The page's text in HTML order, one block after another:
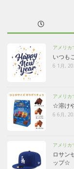
アメリカ
いつも
6 1月,
アメリカ
☆溶け
6 6月,
アメリカ
ロサン
ップ☆